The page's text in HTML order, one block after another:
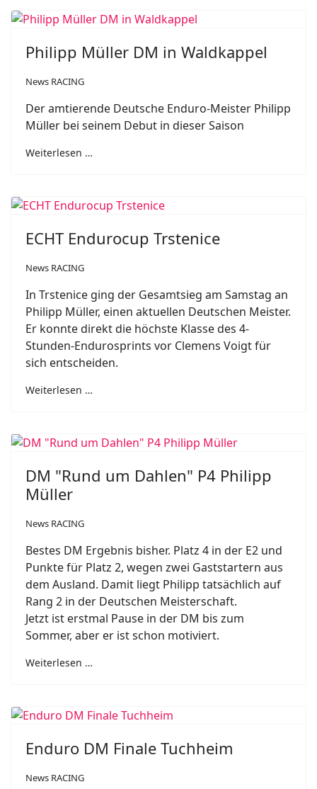
Philipp Müller DM in Waldkappel
News RACING
Der amtierende Deutsche Enduro-Meister Philipp
Müller bei seinem Debut in dieser Saison
Weiterlesen …
ECHT Endurocup Trstenice
News RACING
In Trstenice ging der Gesamtsieg am Samstag an
Philipp Müller, einen aktuellen Deutschen Meister.
Er konnte direkt die höchste Klasse des 4-
Stunden-Endurosprints vor Clemens Voigt für
sich entscheiden.
Weiterlesen …
DM "Rund um Dahlen" P4 Philipp
Müller
News RACING
Bestes DM Ergebnis bisher. Platz 4 in der E2 und
Punkte für Platz 2, wegen zwei Gaststartern aus
dem Ausland. Damit liegt Philipp tatsächlich auf
Rang 2 in der Deutschen Meisterschaft.
Jetzt ist erstmal Pause in der DM bis zum
Sommer, aber er ist schon motiviert.
Weiterlesen …
Enduro DM Finale Tuchheim
News RACING